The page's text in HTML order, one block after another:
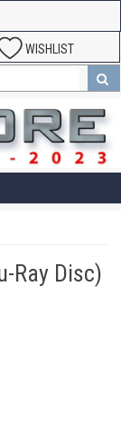
WISHLIST
Ray Disc)